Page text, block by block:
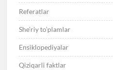
Referatlar
She’riy to’plamlar
Ensiklopediyalar
Qiziqarli faktlar